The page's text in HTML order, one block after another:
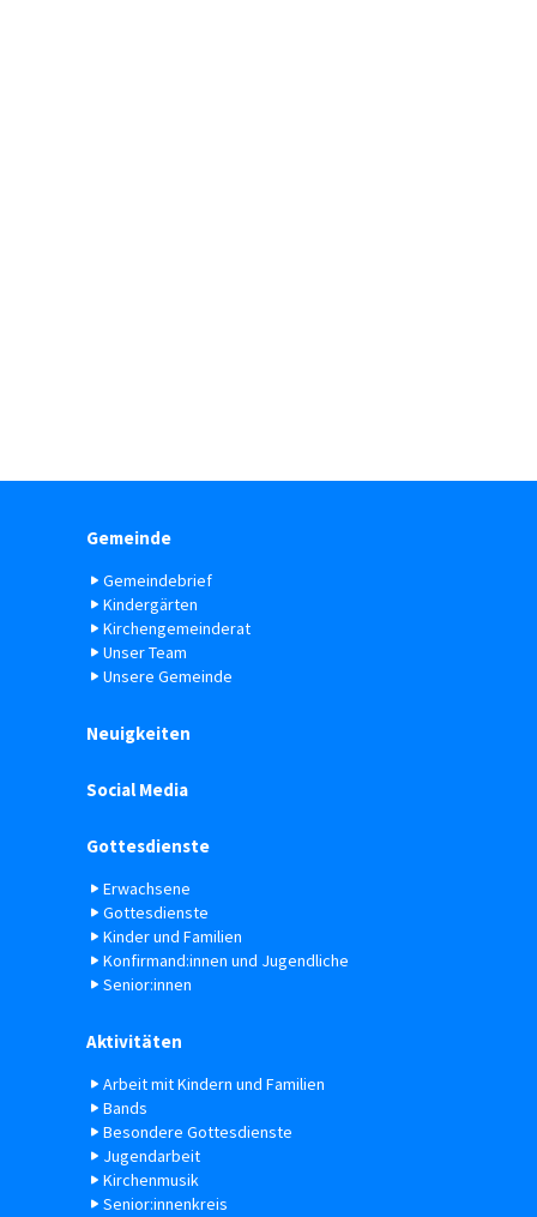
Gemeinde
Gemeindebrief
Kindergärten
Kirchengemeinderat
Unser Team
Unsere Gemeinde
Neuigkeiten
Social Media
Gottesdienste
Erwachsene
Gottesdienste
Kinder und Familien
Konfirmand:innen und Jugendliche
Senior:innen
Aktivitäten
Arbeit mit Kindern und Familien
Bands
Besondere Gottesdienste
Jugendarbeit
Kirchenmusik
Senior:innenkreis